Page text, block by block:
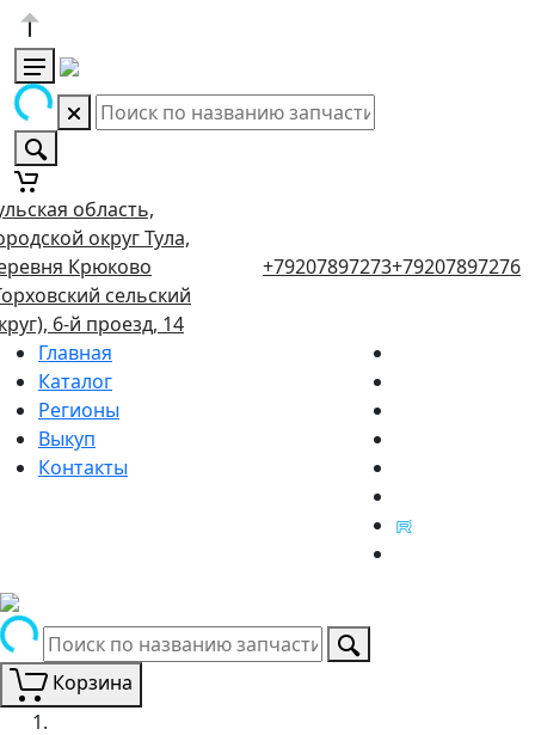
область,
округ Тула,
Крюково
сельский
6-й проезд, 14
+79207897273+79207897276
Главная
Каталог
Регионы
Выкуп
Контакты
Корзина